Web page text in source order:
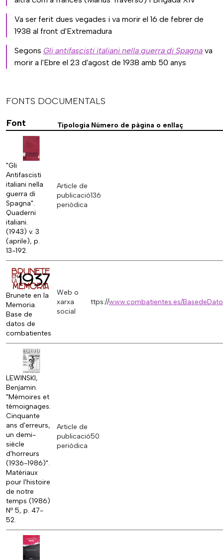
Va ser ferit dues vegades i va morir el 16 de febrer de
1938 al front d'Extremadura
Segons Gli antifascisti italiani nella guerra di Spagna va
morir a l'Ebre el 23 d'agost de 1938 amb 50 anys
FONTS DOCUMENTALS
Font
Tipologia Número de pàgina o enllaç
"Gli
Antifascisti
italiani nella
guerra di
Spagna".
Quaderni
italiani.
(1943) v. 3
(aprile), p.
13-192.
Article de
publicació
periòdica
136
Brunete en la
Memoria.
Base de
datos de
combatientes
Web o
xarxa
social
ttps://www.combatientes.es/
LEWINSKI,
Benjamin.
"Mémoires et
témoignages.
Cinquante
ans d'erreurs,
un demi-
siècle
d'horreurs
(1936-1986)".
Matériaux
pour l'histoire
de notre
temps (1986)
Nº 5, p. 47-
52.
Article de
publicació
periòdica
50